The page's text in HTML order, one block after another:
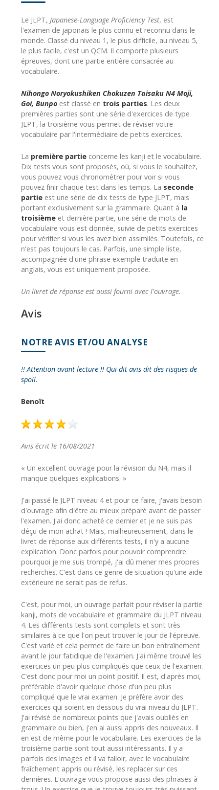
Le JLPT, Japanese-Language Proficiency Test, est
l'examen de japonais le plus connu et reconnu dans le
monde. Classé du niveau 1, le plus difficile, au niveau 5,
le plus facile, c'est un QCM. Il comporte plusieurs
épreuves, dont une partie entière consacrée au
vocabulaire.
Nihongo Noryokushiken Chokuzen Taisaku N4 Moji,
Goi, Bunpo est classé en trois parties. Les deux
premières parties sont une série d'exercices de type
JLPT, la troisième vous permet de réviser votre
vocabulaire par l'intermédiaire de petits exercices.
La première partie concerne les kanji et le vocabulaire.
Dix tests vous sont proposés, où, si vous le souhaitez,
vous pouvez vous chronométrer pour voir si vous
pouvez finir chaque test dans les temps. La seconde
partie est une série de dix tests de type JLPT, mais
portant exclusivement sur la grammaire. Quant à la
troisième et dernière partie, une série de mots de
vocabulaire vous est donnée, suivie de petits exercices
pour vérifier si vous les avez bien assimilés. Toutefois, ce
n'est pas toujours le cas. Parfois, une simple liste,
accompagnée d'une phrase exemple traduite en
anglais, vous est uniquement proposée.
Un livret de réponse est aussi fourni avec l'ouvrage.
Avis
NOTRE AVIS ET/OU ANALYSE
!! Attention avant lecture !! Qui dit avis dit des risques de
spoil.
Benoît
Avis écrit le 16/08/2021
« Un excellent ouvrage pour la révision du N4, mais il
manque quelques explications. »
J'ai passé le JLPT niveau 4 et pour ce faire, j'avais besoin
d'ouvrage afin d'être au mieux préparé avant de passer
l'examen. J'ai donc acheté ce dernier et je ne suis pas
déçu de mon achat ! Mais, malheureusement, dans le
livret de réponse aux différents tests, il n'y a aucune
explication. Donc parfois pour pouvoir comprendre
pourquoi je me suis trompé, j'ai dû mener mes propres
recherches. C'est dans ce genre de situation qu'une aide
extérieure ne serait pas de refus.
C'est, pour moi, un ouvrage parfait pour réviser la partie
kanji, mots de vocabulaire et grammaire du JLPT niveau
4. Les différents tests sont complets et sont très
similaires à ce que l'on peut trouver le jour de l'épreuve.
C'est varié et cela permet de faire un bon entraînement
avant le jour fatidique de l'examen. J'ai même trouvé les
exercices un peu plus compliqués que ceux de l'examen.
C'est donc pour moi un point positif. Il est, d'après moi,
préférable d'avoir quelque chose d'un peu plus
compliqué que le vrai examen. Je préfère avoir des
exercices qui soient en dessous du vrai niveau du JLPT.
J'ai révisé de nombreux points que j'avais oubliés en
grammaire ou bien, j'en ai aussi appris des nouveaux. Il
en est de même pour le vocabulaire. Les exercices de la
troisième partie sont tout aussi intéressants. Il y a
parfois des images et il va falloir, avec le vocabulaire
fraîchement appris ou révisé, les replacer sur ces
dernières. L'ouvrage vous propose aussi des phrases à